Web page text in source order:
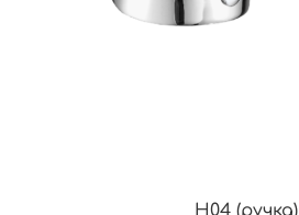
H04 (ручка)